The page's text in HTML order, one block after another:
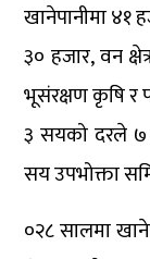
खानेपानीमा ४१
३० हजार, वन
भूसंरक्षण कृषि र
३ सयको दरले ७
सय उपभोक्ता
०२८ सालमा